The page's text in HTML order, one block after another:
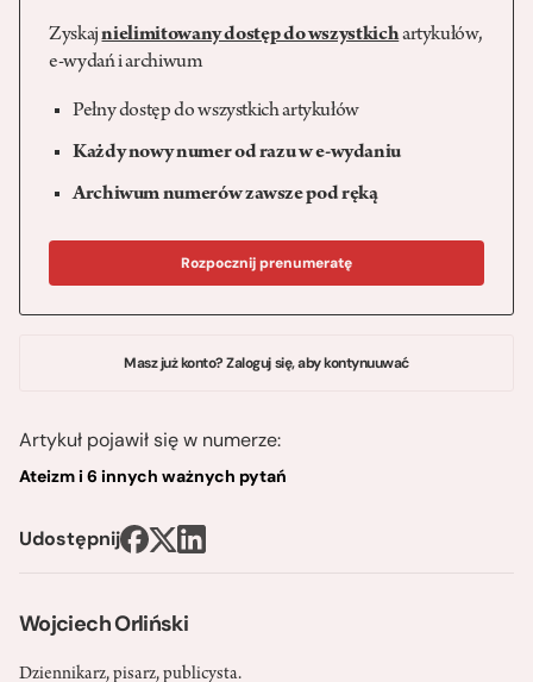
Wojciech Orliński
Dziennikarz, pisarz, publicysta.
Zyskajnielimitowany dostęp do wszystkichartykułów,
e-wydań i archiwum
Pełny dostęp do wszystkich artykułów
Każdy nowy numer od razu w e-wydaniu
Archiwum numerów zawsze pod ręką
Rozpocznij prenumeratę
Masz już konto? Zaloguj się, aby kontynuuwać
Artykuł pojawił się w numerze:
Ateizm i 6 innych ważnych pytań
Udostępnij